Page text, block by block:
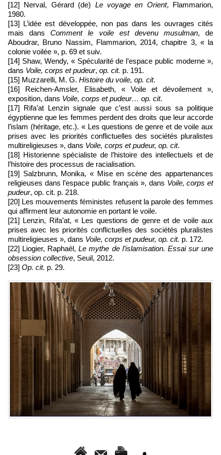
[12] Nerval, Gérard (de) Le voyage en Orient, Flammarion,
1980.
[13] L’idée est développée, non pas dans les ouvrages cités
mais dansComment le voile est devenu musulman, de
Aboudrar, Bruno Nassim, Flammarion, 2014, chapitre 3, « la
colonie voilée », p. 69 et suiv.
[14] Shaw, Wendy, « Spécularité de l’espace public moderne »,
dans Voile, corps et pudeur, op. cit. p. 191.
[15] Muzzarelli, M. G. Histoire du voile, op. cit.
[16] Reichen-Amsler, Elisabeth, « Voile et dévoilement »,
exposition, dans Voile, corps et pudeur… op. cit.
[17] Rifa’at Lenzin signale que c’est aussi sous sa politique
égyptienne que les femmes perdent des droits que leur accorde
l’islam (héritage, etc.). « Les questions de genre et de voile aux
prises avec les priorités conflictuelles des sociétés pluralistes
multireligieuses », dans Voile, corps et pudeur, op. cit.
[18] Historienne spécialiste de l’histoire des intellectuels et de
l’histoire des processus de racialisation.
[19] Salzbrunn, Monika, « Mise en scène des appartenances
religieuses dans l’espace public français », dans Voile, corps et
pudeur, op. cit. p. 218.
[20] Les mouvements féministes refusent la parole des femmes
qui affirment leur autonomie en portant le voile.
[21] Lenzin, Rifa’at, « Les questions de genre et de voile aux
prises avec les priorités conflictuelles des sociétés pluralistes
multireligieuses », dans Voile, corps et pudeur, op. cit. p. 172.
[22] Liogier, Raphaël,Le mythe de l’islamisation. Essai sur une
obsession collective, Seuil, 2012.
[23] Op. cit. p. 29.